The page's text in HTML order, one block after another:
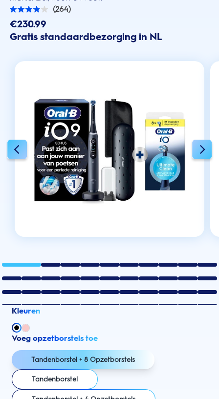
(264)
3.9
van
de
5
sterren.
€230.99
Gratis standaardbezorging in NL
Kleuren
Voeg opzetborstels toe
Tandenborstel + 8 Opzetborstels
Tandenborstel